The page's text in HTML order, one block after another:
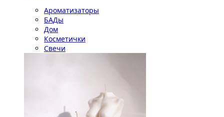
Ароматизаторы
БАДы
Дом
Косметички
Свечи